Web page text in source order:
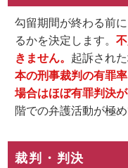
勾留期間が終わる前
るかを決定します。
きません。 起訴され
本の刑事裁判の有罪
場合はほぼ有罪判決が
階での弁護活動が極
裁判・判決